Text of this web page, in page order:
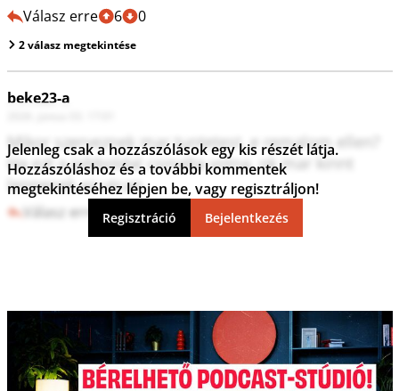
Válasz erre 6 0
2 válasz megtekintése
beke23-a
Mikor szerveznek mar tuntetest, e remalom ellen?
Ha ezt a jobboldal csinalta volna, ok mar kinnt
lennenek az utcan.
Válasz erre 5 0
Jelenleg csak a hozzászólások egy kis részét látja.
Hozzászóláshoz és a további kommentek
megtekintéséhez lépjen be, vagy regisztráljon!
Regisztráció Bejelentkezés